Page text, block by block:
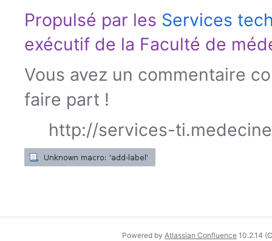
Propulsé par les Services
exécutif de la Faculté de
Vous avez un commentaire
faire part !
http://services-
Powered by Atlassian Confluence 10.2.14